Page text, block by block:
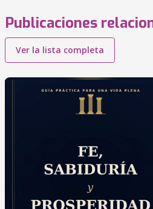
Publicaciones
Ver la lista completa